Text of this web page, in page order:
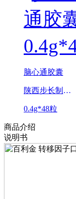
脑心通胶囊
陕西步长制药有限公司
0.4g*48粒
商品介绍
说明书